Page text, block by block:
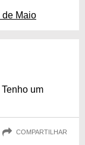
de Maio
um
COMPARTILHAR